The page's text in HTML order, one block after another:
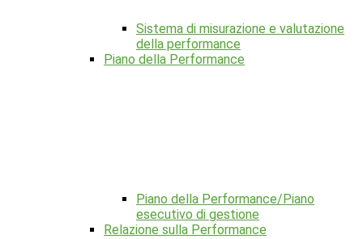
Sistema di misurazione e valutazione
della performance
Piano della Performance
Piano della Performance/Piano
esecutivo di gestione
Relazione sulla Performance